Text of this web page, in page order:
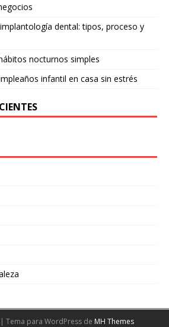
dental: tipos, proceso y
nocturnos simples
infantil en casa sin estrés
Tema para WordPress de MH Themes